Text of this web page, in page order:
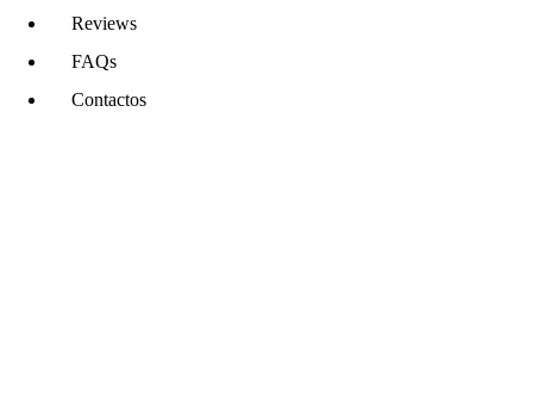
Reviews
FAQs
Contactos